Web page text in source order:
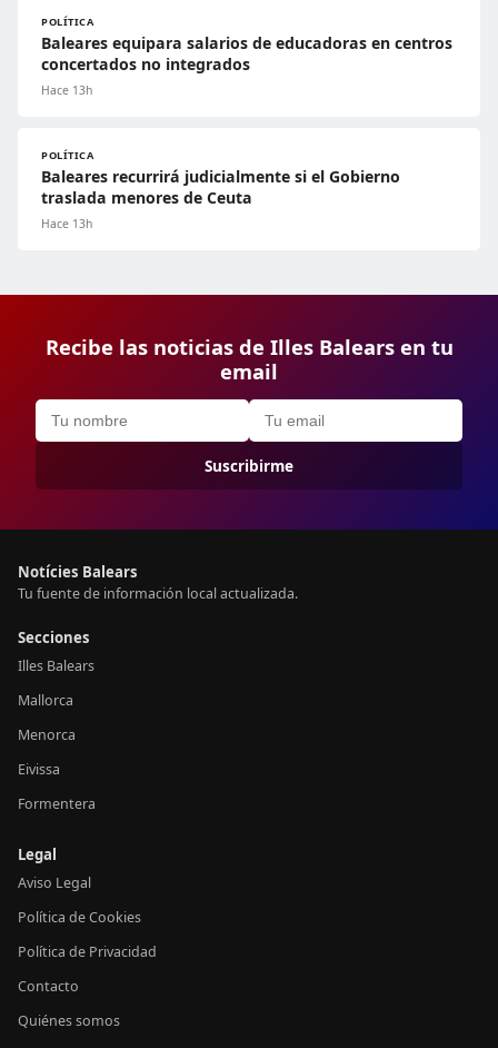
POLÍTICA
Baleares equipara salarios de educadoras en centros
concertados no integrados
Hace 13h
POLÍTICA
Baleares recurrirá judicialmente si el Gobierno
traslada menores de Ceuta
Hace 13h
Recibe las noticias de Illes Balears en tu
email
Suscribirme
Notícies Balears
Tu fuente de información local actualizada.
Secciones
Illes Balears
Mallorca
Menorca
Eivissa
Formentera
Legal
Aviso Legal
Política de Cookies
Política de Privacidad
Contacto
Quiénes somos